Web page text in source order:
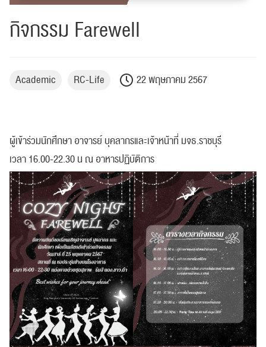
กิจกรรม Farewell
Academic RC-Life 22 พฤษภาคม 2567
ผู้เข้าร่วมนักศึกษา อาจารย์ บุคลากรและเจ้าหน้าที่ มจธ.ราชบุรี
เวลา 16.00-22.30 น ณ อาหารปฏิบัติการ